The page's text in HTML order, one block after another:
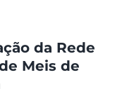
da Rede
Meis de